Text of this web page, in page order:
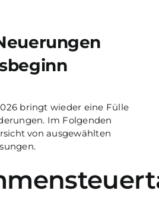
bringt wieder eine Fülle
Im Folgenden
von ausgewählten